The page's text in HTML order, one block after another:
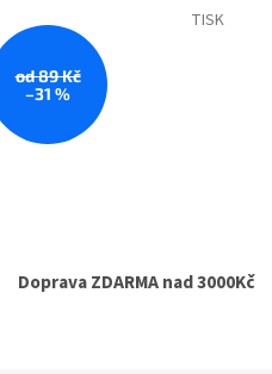
od 89 Kč
–31 %
TISK
Doprava ZDARMA nad 3000Kč